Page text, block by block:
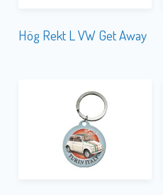
Hög Rekt L VW Get Away